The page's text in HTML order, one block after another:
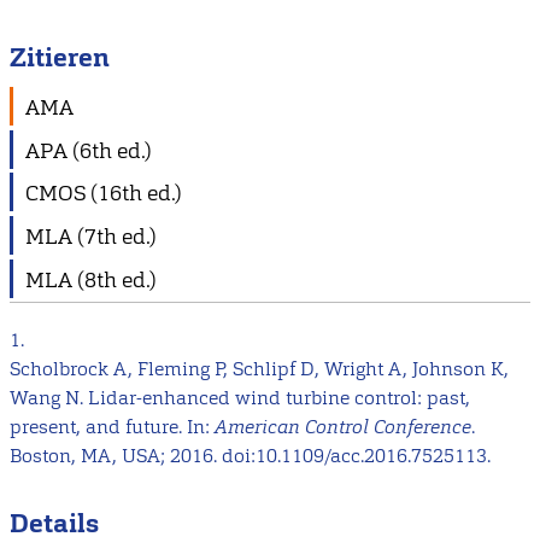
Zitieren
AMA
APA (6th ed.)
CMOS (16th ed.)
MLA (7th ed.)
MLA (8th ed.)
1.
Scholbrock A, Fleming P, Schlipf D, Wright A, Johnson K,
Wang N. Lidar-enhanced wind turbine control: past,
present, and future. In:American Control Conference.
Boston, MA, USA; 2016. doi:10.1109/acc.2016.7525113.
Details